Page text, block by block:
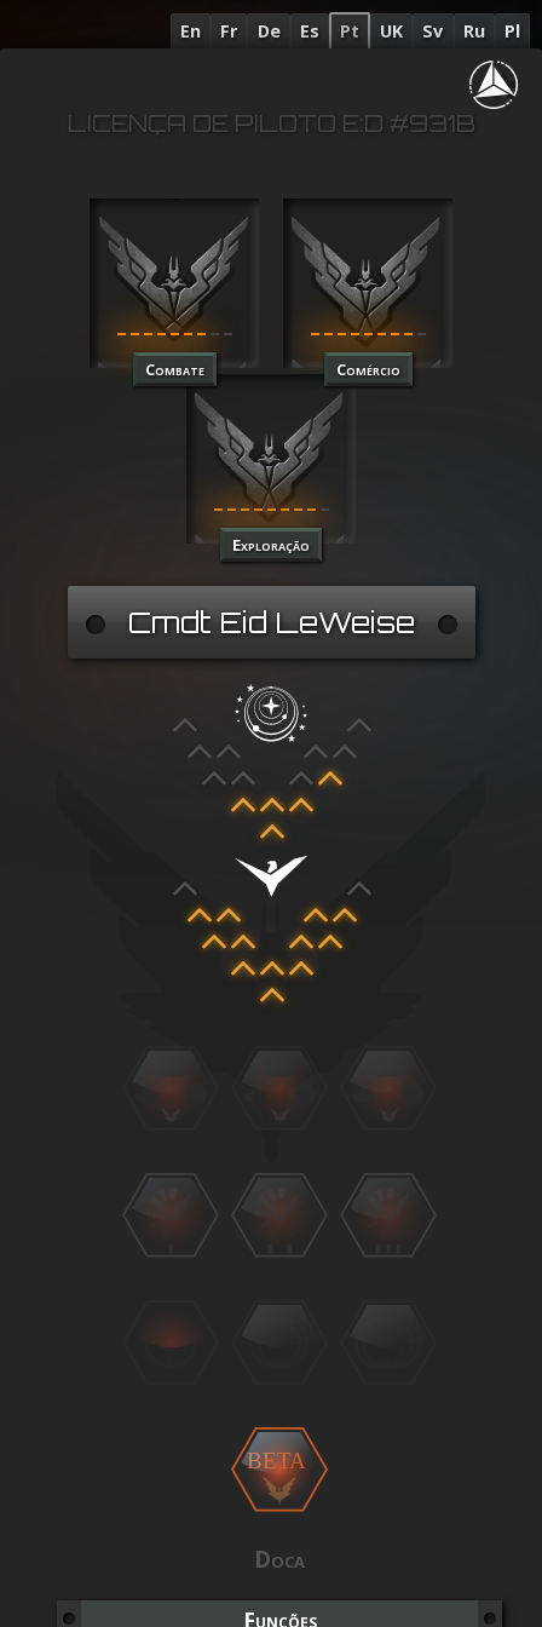
En Fr De Es Pt UK Sv Ru Pl
LICENÇA DE PILOTO E:D #931B
Combate Comércio
Exploração
Cmdt Eid LeWeise
BETA
Doca
Funções